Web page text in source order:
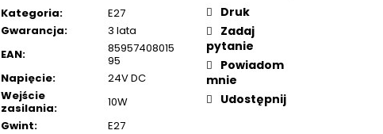
Kategoria:
E27
Gwarancja:
3 lata
EAN:
85957408015
95
Napięcie:
24V DC
Wejście
zasilania:
10W
Gwint:
E27
Druk
Zadaj
pytanie
Powiadom
mnie
Udostępnij